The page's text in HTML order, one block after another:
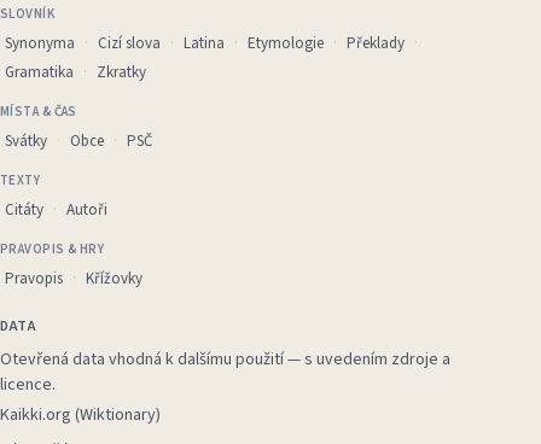
SLOVNÍK
Synonyma Cizí slova Latina Etymologie
Překlady
Gramatika
Zkratky
MÍSTA & ČAS
Svátky Obce PSČ
TEXTY
Citáty Autoři
PRAVOPIS & HRY
Pravopis Křížovky
DATA
Otevřená data vhodná k dalšímu použití — s uvedením zdroje a
licence.
Kaikki.org (Wiktionary)